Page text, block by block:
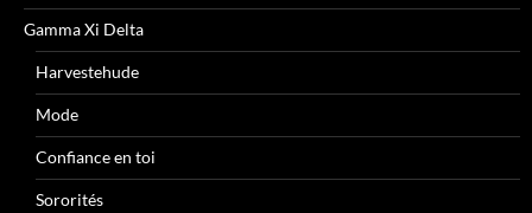
Gamma Xi Delta
Harvestehude
Mode
Confiance en toi
Sororités